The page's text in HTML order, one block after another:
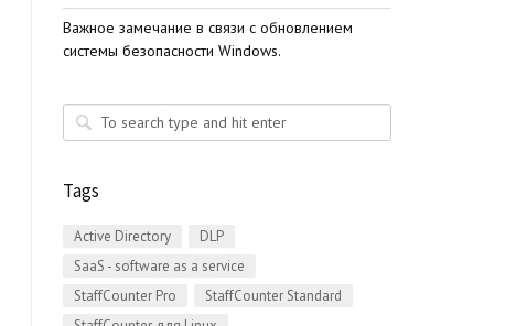
Важное замечание в связи с обновлением
системы безопасности Windows.
Tags
Active Directory
DLP
SaaS - software as a service
StaffCounter Pro
StaffCounter Standard